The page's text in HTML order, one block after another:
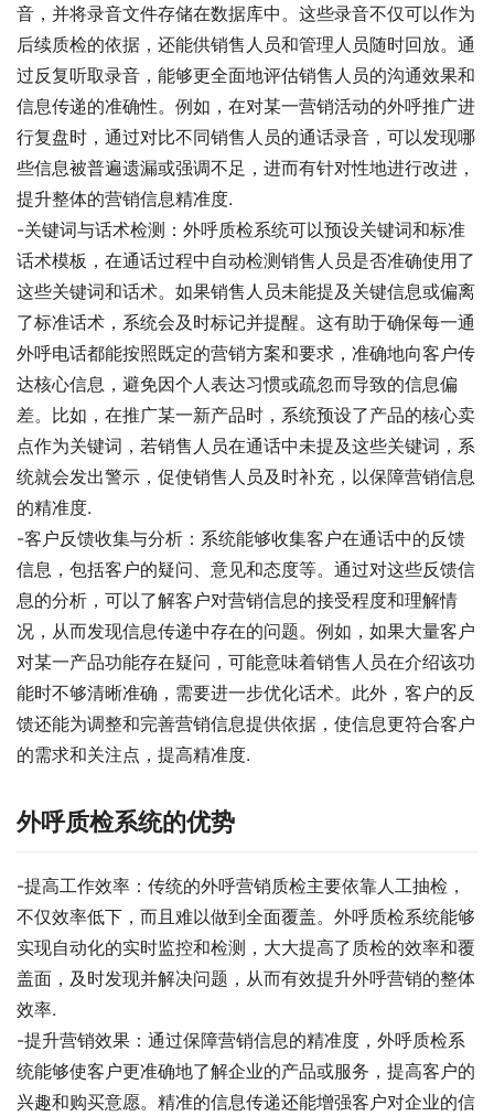
音，并将录音文件存储在数据库中。这些录音不仅可以作为
后续质检的依据，还能供销售人员和管理人员随时回放。通
过反复听取录音，能够更全面地评估销售人员的沟通效果和
信息传递的准确性。例如，在对某一营销活动的外呼推广进
行复盘时，通过对比不同销售人员的通话录音，可以发现哪
些信息被普遍遗漏或强调不足，进而有针对性地进行改进，
提升整体的营销信息精准度.
-关键词与话术检测：外呼质检系统可以预设关键词和标准
话术模板，在通话过程中自动检测销售人员是否准确使用了
这些关键词和话术。如果销售人员未能提及关键信息或偏离
了标准话术，系统会及时标记并提醒。这有助于确保每一通
外呼电话都能按照既定的营销方案和要求，准确地向客户传
达核心信息，避免因个人表达习惯或疏忽而导致的信息偏
差。比如，在推广某一新产品时，系统预设了产品的核心卖
点作为关键词，若销售人员在通话中未提及这些关键词，系
统就会发出警示，促使销售人员及时补充，以保障营销信息
的精准度.
-客户反馈收集与分析：系统能够收集客户在通话中的反馈
信息，包括客户的疑问、意见和态度等。通过对这些反馈信
息的分析，可以了解客户对营销信息的接受程度和理解情
况，从而发现信息传递中存在的问题。例如，如果大量客户
对某一产品功能存在疑问，可能意味着销售人员在介绍该功
能时不够清晰准确，需要进一步优化话术。此外，客户的反
馈还能为调整和完善营销信息提供依据，使信息更符合客户
的需求和关注点，提高精准度.
外呼质检系统的优势
-提高工作效率：传统的外呼营销质检主要依靠人工抽检，
不仅效率低下，而且难以做到全面覆盖。外呼质检系统能够
实现自动化的实时监控和检测，大大提高了质检的效率和覆
盖面，及时发现并解决问题，从而有效提升外呼营销的整体
效率.
-提升营销效果：通过保障营销信息的精准度，外呼质检系
统能够使客户更准确地了解企业的产品或服务，提高客户的
兴趣和购买意愿。精准的信息传递还能增强客户对企业的信